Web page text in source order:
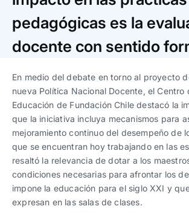
Trabaja con nosotros
Ver todo
Español|English
Ver todas
Español|English
Ver todas
Español|English
progresivos de gestión
Ver todos
Español|English
Español|English
Español|English
pedagógicas es la
docente con sentido
En medio del debate en torno al proyecto
nueva Política Nacional Docente, el Centro
Educación de Fundación Chile destacó la
que la iniciativa incluya mecanismos para
mejoramiento continuo del desempeño de
que se encuentran hoy trabajando en las
resaltó la relevancia de dotar a los
condiciones necesarias para afrontar los
impone la educación para el siglo XXI y
expresan en las salas de clases.